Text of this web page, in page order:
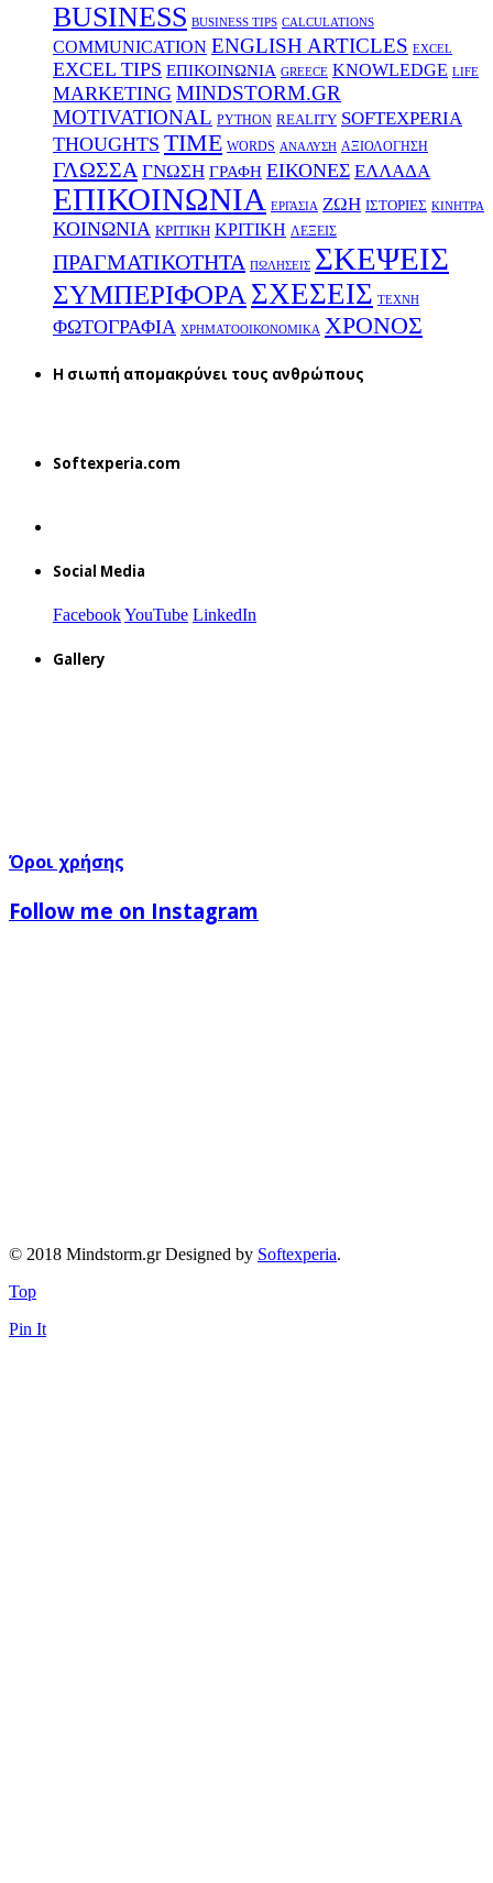
BUSINESS BUSINESS TIPS CALCULATIONS
COMMUNICATION ENGLISH ARTICLES EXCEL
EXCEL TIPS EΠΙΚΟΙΝΩΝΙΑ GREECE KNOWLEDGE LIFE
MARKETING MINDSTORM.GR
MOTIVATIONAL PYTHON REALITY SOFTEXPERIA
THOUGHTS TIME WORDS ΑΝΑΛΥΣΗ ΑΞΙΟΛΟΓΗΣΗ
ΓΛΩΣΣΑ ΓΝΩΣΗ ΓΡΑΦΗ ΕΙΚΟΝΕΣ ΕΛΛΑΔΑ
ΕΠΙΚΟΙΝΩΝΙΑ ΕΡΓΑΣΙΑ ΖΩΗ ΙΣΤΟΡΙΕΣ ΚΙΝΗΤΡΑ
ΚΟΙΝΩΝΙΑ ΚΡΙΤΙΚΗ ΚΡΙΤΙΚΗ ΛΕΞΕΙΣ
ΠΡΑΓΜΑΤΙΚΟΤΗΤΑ ΠΩΛΗΣΕΙΣ ΣΚΕΨΕΙΣ
ΣΥΜΠΕΡΙΦΟΡΑΣΧΕΣΕΙΣ ΤΕΧΝΗ
ΦΩΤΟΓΡΑΦΙΑ ΧΡΗΜΑΤΟΟΙΚΟΝΟΜΙΚΑ ΧΡΟΝΟΣ
H σιωπή απομακρύνει τους ανθρώπους
Softexperia.com
Social Media
FacebookYouTube LinkedIn
Gallery
Όροι χρήσης
Follow me on Instagram
© 2018 Mindstorm.gr Designed by Softexperia.
Top
Pin It